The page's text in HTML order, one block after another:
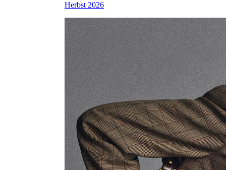
Herbst 2026